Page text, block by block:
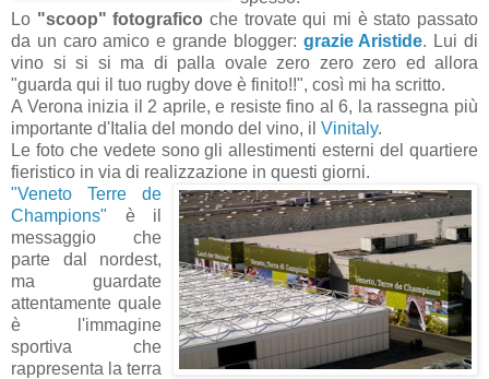
Lo "scoop" fotografico che trovate qui mi è stato passato
da un caro amico e grande blogger: grazie Aristide. Lui di
vino si si si ma di palla ovale zero zero zero ed allora
"guarda qui il tuo rugby dove è finito!!", così mi ha scritto.
A Verona inizia il 2 aprile, e resiste fino al 6, la rassegna più
importante d'Italia del mondo del vino, il Vinitaly.
Le foto che vedete sono gli allestimenti esterni del quartiere
fieristico in via di realizzazione in questi giorni.
"Veneto Terre de
Champions" è il
messaggio che
parte dal nordest,
ma guardate
attentamente quale
è l'immagine
sportiva che
rappresenta la terra